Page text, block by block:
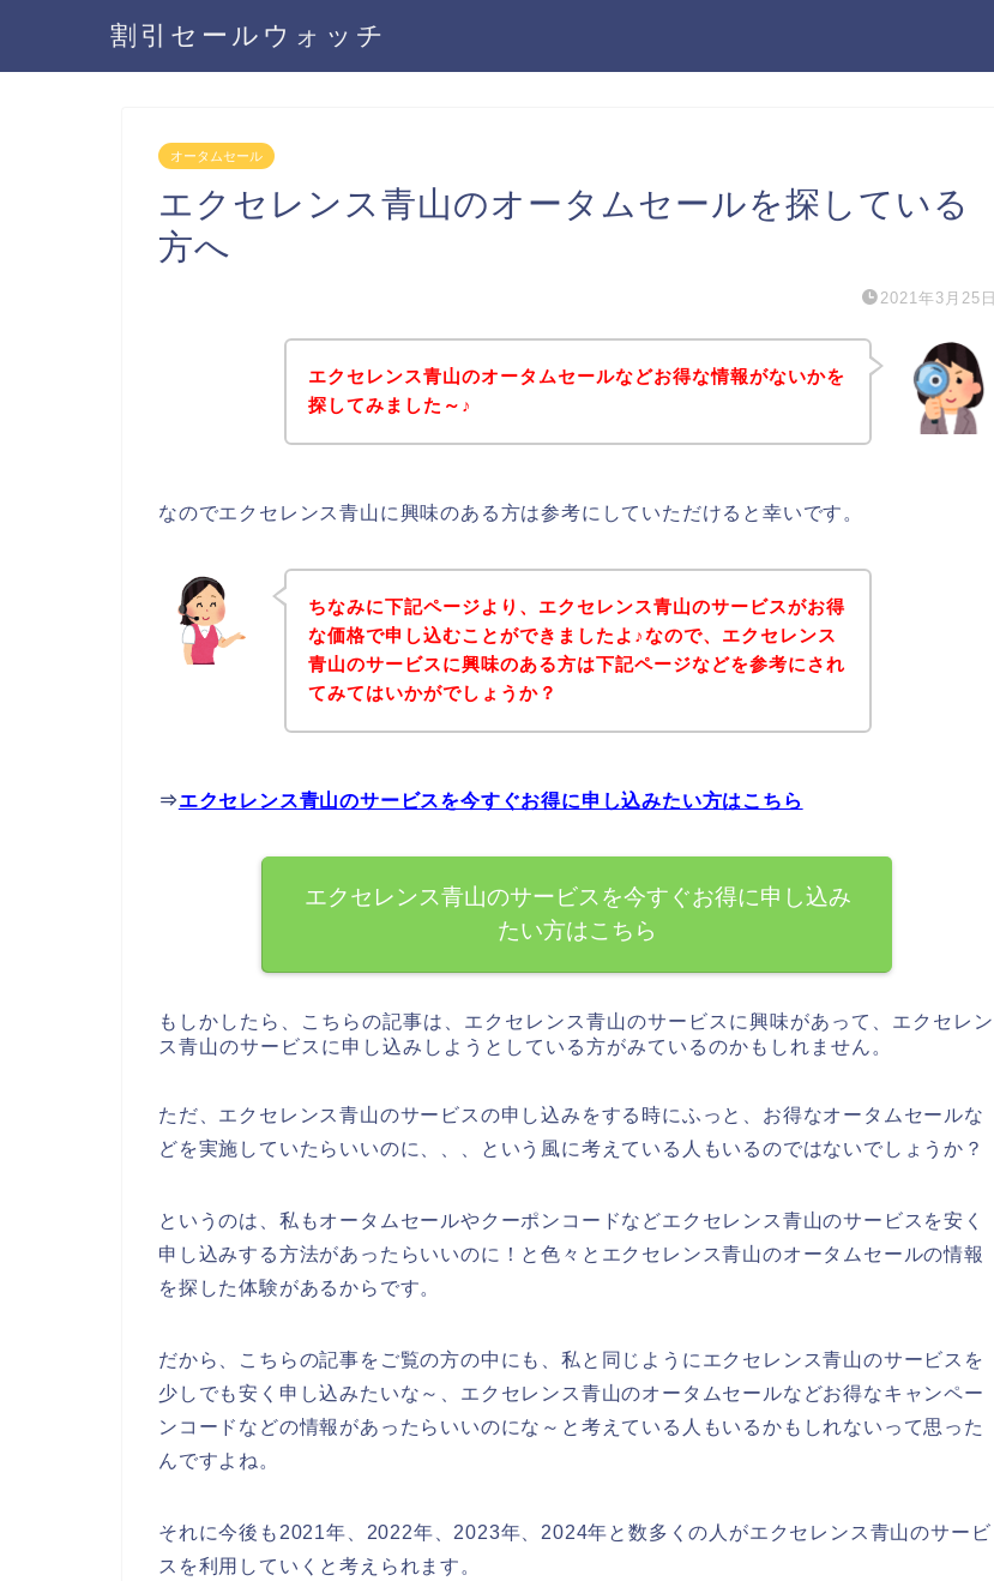
割引セールウォッチ
オータムセール
エクセレンス青山のオータムセールを探している
方へ
2021年3月25日
エクセレンス青山のオータムセールなどお得な情報がないかを
探してみました～♪
なのでエクセレンス青山に興味のある方は参考にしていただけると幸いです。
ちなみに下記ページより、エクセレンス青山のサービスがお得
な価格で申し込むことができましたよ♪なので、エクセレンス
青山のサービスに興味のある方は下記ページなどを参考にされ
てみてはいかがでしょうか？
⇒エクセレンス青山のサービスを今すぐお得に申し込みたい方はこちら
エクセレンス青山のサービスを今すぐお得に申し込み
たい方はこちら
もしかしたら、こちらの記事は、エクセレンス青山のサービスに興味があって、エクセレン
ス青山のサービスに申し込みしようとしている方がみているのかもしれません。
ただ、エクセレンス青山のサービスの申し込みをする時にふっと、お得なオータムセールな
どを実施していたらいいのに、、、という風に考えている人もいるのではないでしょうか？
というのは、私もオータムセールやクーポンコードなどエクセレンス青山のサービスを安く
申し込みする方法があったらいいのに！と色々とエクセレンス青山のオータムセールの情報
を探した体験があるからです。
だから、こちらの記事をご覧の方の中にも、私と同じようにエクセレンス青山のサービスを
少しでも安く申し込みたいな～、エクセレンス青山のオータムセールなどお得なキャンペー
ンコードなどの情報があったらいいのにな～と考えている人もいるかもしれないって思った
んですよね。
それに今後も2021年、2022年、2023年、2024年と数多くの人がエクセレンス青山のサービ
スを利用していくと考えられます。